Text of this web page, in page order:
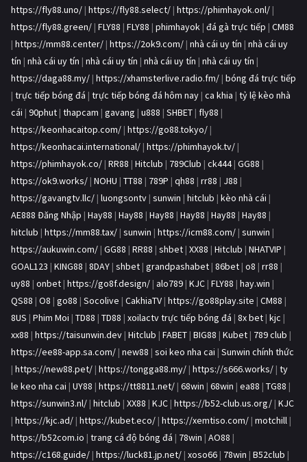
https://fly88.uno/ | https://fly88.select/ | https://phimhayok.onl/ |
https://fly88.green/ | FLY88 | FLY88 | phimhayok | đá gà trực tiếp | CM88
| https://mm88.center/ | https://2ok9.com/ | nhà cái uy tín | nhà cái uy
tín | nhà cái uy tín | nhà cái uy tín | nhà cái uy tín | nhà cái uy tín |
https://daga88.my/ | https://xhamsterlive.radio.fm/ | bóng đá trực tiếp
| trực tiếp bóng đá | trực tiếp bóng đá hôm nay | ca khia | tỷ lệ kèo nhà
cái | 90phut | thapcam | gavang | u888 | SHBET | fly88 |
https://keonhacaitop.com/ | https://go88.tokyo/ |
https://keonhacai.international/ | https://phimhayok.tv/ |
https://phimhayok.co/ | RR88 | Hitclub | 789Club | ck444| GG88 |
https://ok9.works/ | NOHU | TT88 | 789P | qh88 | rr88 | J88 |
https://gavangtv.llc/ | luongsontv | sunwin | hitclub | kèo nhà cái |
AE888 Đăng Nhập | Hay88 | Hay88 | Hay88 | Hay88 | Hay88 | Hay88 |
hitclub | https://mm88.tax/ | sunwin | https://icm88.com/ | sunwin |
https://aukuwin.com/ | GG88 | RR88 | shbet | XX88 | Hitclub | NHATVIP |
GOAL123 | KING88 | 8DAY | shbet | grandpashabet | 86bet | o8 | rr88 |
uy88 | onbet | https://go8f.design/ | alo789 | KJC | FLY88 | hay.win |
QS88 | O8 | go88 | Socolive | CakhiaTV | https://go88play.site | CM88 |
8US | Phim Moi | TD88 | TD88 | xoilactv trực tiếp bóng đá | 8x bet | kjc |
xx88 | https://taisunwin.dev | Hitclub | FABET | BIG88 | Kubet | 789 club |
https://ee88-app.sa.com/ | new88 | soi keo nha cai | Sunwin chính thức
| https://new88.pet/ | https://tongga88.my/ | https://s666.works/ | ty
le keo nha cai | UY88 | https://tt8811.net/ | 68win | 68win | ea88 | TG88 |
https://sunwin3.nl/ | hitclub | XX88 | KJC | https://b52-club.us.org/ | KJC
| https://kjc.ad/ | https://kubet.eco/ | https://xemtiso.com/ | motchill |
https://b52com.io | trang cá độ bóng đá | 78win | AO88 |
https://c168.guide/ | https://luck81.jp.net/ | xoso66 | 78win | B52club |